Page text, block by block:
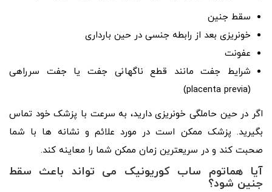
سقط جنین
خونریزی بعد از رابطه جنسی در حین بارداری
عفونت
شرایط جفت مانند قطع ناگهانی جفت یا جفت سرراهی
(placenta previa)
اگر در حین حاملگی خونریزی دارید، به سرعت با پزشک خود تماس
بگیرید. پزشک ممکن است در مورد علائم و نشانه ها با شما
صحبت کند و در سریعترین زمان ممکن شما را معاینه کند.
آیا هماتوم ساب کوریونیک می تواند باعث سقط
جنین شود؟